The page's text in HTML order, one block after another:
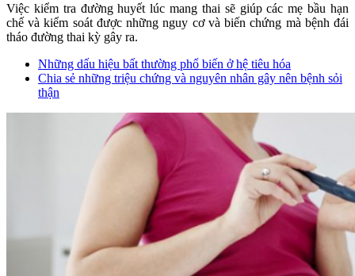
Việc kiểm tra đường huyết lúc mang thai sẽ giúp các mẹ bầu hạn
chế và kiểm soát được những nguy cơ và biến chứng mà bệnh đái
tháo đường thai kỳ gây ra.
Những dấu hiệu bất thường phổ biến ở hệ tiêu hóa
Chia sẻ những triệu chứng và nguyên nhân gây nên bệnh sỏi
thận